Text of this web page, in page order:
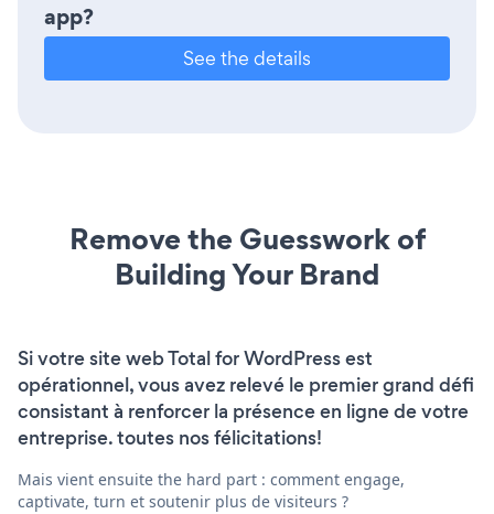
app?
See the details
Remove the Guesswork of
Building Your Brand
Si votre site web Total for WordPress est
opérationnel, vous avez relevé le premier grand défi
consistant à renforcer la présence en ligne de votre
entreprise. toutes nos félicitations!
Mais vient ensuite the hard part : comment engage,
captivate, turn et soutenir plus de visiteurs ?